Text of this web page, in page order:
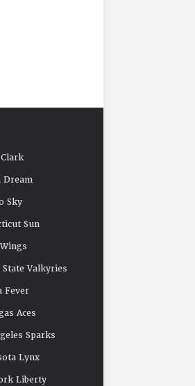
Dream
Sky
Sun
State Valkyries
Fever
Aces
Sparks
Lynx
Liberty